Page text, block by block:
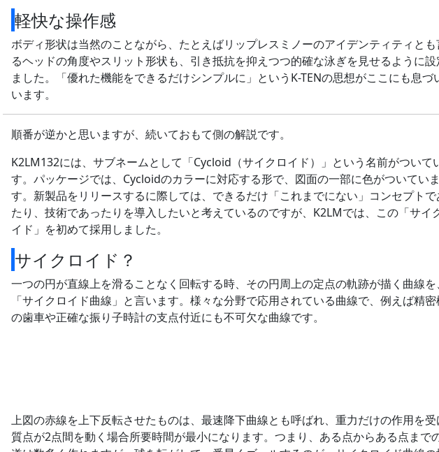
軽快な操作感
ボディ形状は当然のことながら、たとえばリップレスミノーのアイデンティティとも
るヘッドの角度やスリット形状も、引き抵抗を抑えつつ的確な泳ぎを見せるように設
ました。「優れた機能をできるだけシンプルに」というK-TENの思想がここにも息づ
います。
順番が逆かと思いますが、続いておもて側の解説です。
K2LM132には、サブネームとして「Cycloid（サイクロイド）」という名前がついて
す。パッケージでは、Cycloidのカラーに対応する形で、図面の一部に色がついていま
す。新製品をリリースするに際しては、できるだけ「これまでにない」コンセプトで
たり、技術であったりを導入したいと考えているのですが、K2LMでは、この「サイ
イド」を初めて採用しました。
サイクロイド？
一つの円が直線上を滑ることなく回転する時、その円周上の定点の軌跡が描く曲線を、
「サイクロイド曲線」と言います。様々な分野で応用されている曲線で、例えば精
の歯車や正確な振り子時計の支点付近にも不可欠な曲線です。
上図の赤線を上下反転させたものは、最速降下曲線とも呼ばれ、重力だけの作用を受
質点が2点間を動く場合所要時間が最小になります。つまり、ある点からある点まで